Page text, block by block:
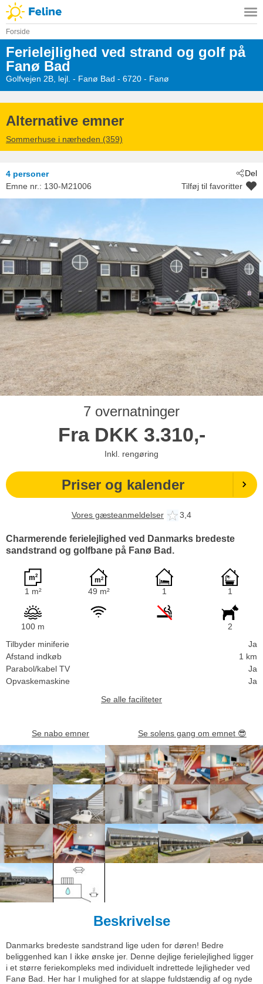
Forside
Ferielejlighed ved strand og golf på
Fanø Bad
Golfvejen 2B, lejl. - Fanø Bad - 6720 - Fanø
Alternative emner
Sommerhuse i nærheden (359)
Del
4 personer
Emne nr.: 130-M21006 Tilføj til favoritter
7 overnatninger
Fra DKK 3.310,-
Inkl. rengøring
Priser og kalender
Vores gæsteanmeldelser 3,4
Charmerende ferielejlighed ved Danmarks bredeste
sandstrand og golfbane på Fanø Bad.
1 m² 49 m² 1 1
100 m
2
Tilbyder miniferie
Ja
Afstand indkøb
1 km
Parabol/kabel TV
Ja
Opvaskemaskine
Ja
Se alle faciliteter
Se nabo emner Se solens gang om emnet 😎
Beskrivelse
Danmarks bredeste sandstrand lige uden for døren! Bedre
beliggenhed kan I ikke ønske jer. Denne dejlige ferielejlighed ligger
i et større feriekompleks med individuelt indrettede lejligheder ved
Fanø Bad. Her har I mulighed for at slappe fuldstændig af og nyde